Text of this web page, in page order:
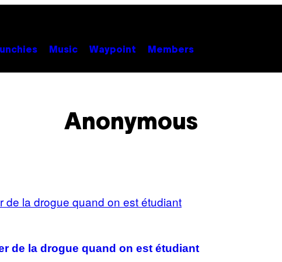
Music Waypoint Members
Anonymous
de la drogue quand on est étudiant